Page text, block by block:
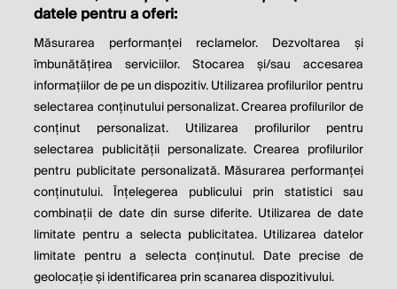
Contact Publicitate
Politica de cookie Politica de
confidențialitate
Setări cookies
este parte a
datele pentru a oferi:
Măsurarea performanței reclamelor. Dezvoltarea și
îmbunătățirea serviciilor. Stocarea și/sau accesarea
informațiilor de pe un dispozitiv. Utilizarea profilurilor pentru
selectarea conținutului personalizat. Crearea profilurilor de
conținut personalizat. Utilizarea profilurilor pentru
selectarea publicității personalizate. Crearea profilurilor
pentru publicitate personalizată. Măsurarea performanței
conținutului. Înțelegerea publicului prin statistici sau
combinații de date din surse diferite. Utilizarea de date
limitate pentru a selecta publicitatea. Utilizarea datelor
limitate pentru a selecta conținutul. Date precise de
geolocație și identificarea prin scanarea dispozitivului.